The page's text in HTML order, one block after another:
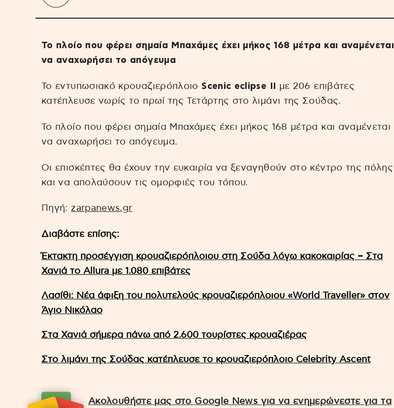
Το πλοίο που φέρει σημαία Μπαχάμες έχει μήκος 168 μέτρα και αναμένεται
να αναχωρήσει το απόγευμα
Το εντυπωσιακό κρουαζιερόπλοιο Scenic eclipse ΙΙ
με 206 επιβάτες
κατέπλευσε νωρίς το πρωί της Τετάρτης στο λιμάνι της Σούδας.
Το πλοίο που φέρει σημαία Μπαχάμες έχει μήκος 168 μέτρα και αναμένεται
να αναχωρήσει το απόγευμα.
Οι επισκέπτες θα έχουν την ευκαιρία να ξεναγηθούν στο κέντρο της πόλης
και να απολαύσουν τις ομορφιές του τόπου.
Πηγή:zarpanews.gr
Διαβάστε επίσης:
Έκτακτη προσέγγιση κρουαζιερόπλοιου στη Σούδα λόγω κακοκαιρίας – Στα
Χανιά το Allura με 1.080 επιβάτες
Λασίθι: Νέα άφιξη του πολυτελούς κρουαζιερόπλοιου «World Traveller» στον
Άγιο Νικόλαο
Στα Χανιά σήμερα πάνω από 2.600 τουρίστες κρουαζιέρας
Στο λιμάνι της Σούδας κατέπλευσε το κρουαζιερόπλοιο Celebrity Ascent
Ακολουθήστε μας στο Google News για να ενημερώνεστε για τα